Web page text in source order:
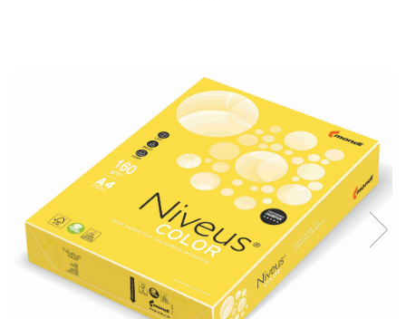
Pix corector
Banda corectoare
Pic-uri cu rescriere
Fluid corector
Creioane
Creioane mecanice